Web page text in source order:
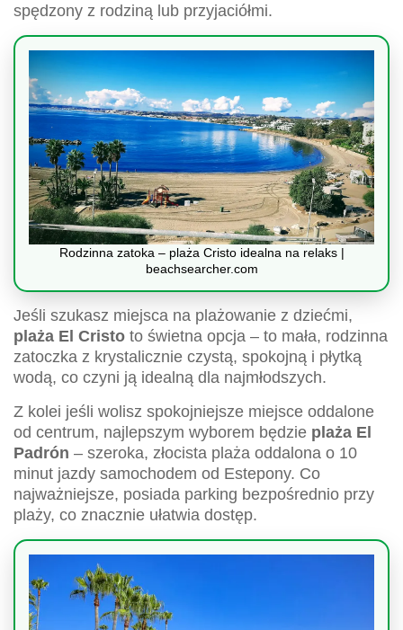
spędzony z rodziną lub przyjaciółmi.
Rodzinna zatoka – plaża Cristo idealna na relaks |
beachsearcher.com
Jeśli szukasz miejsca na plażowanie z dziećmi,
plaża El Cristo to świetna opcja – to mała, rodzinna
zatoczka z krystalicznie czystą, spokojną i płytką
wodą, co czyni ją idealną dla najmłodszych.
Z kolei jeśli wolisz spokojniejsze miejsce oddalone
od centrum, najlepszym wyborem będzie plaża El
Padrón – szeroka, złocista plaża oddalona o 10
minut jazdy samochodem od Estepony. Co
najważniejsze, posiada parking bezpośrednio przy
plaży, co znacznie ułatwia dostęp.